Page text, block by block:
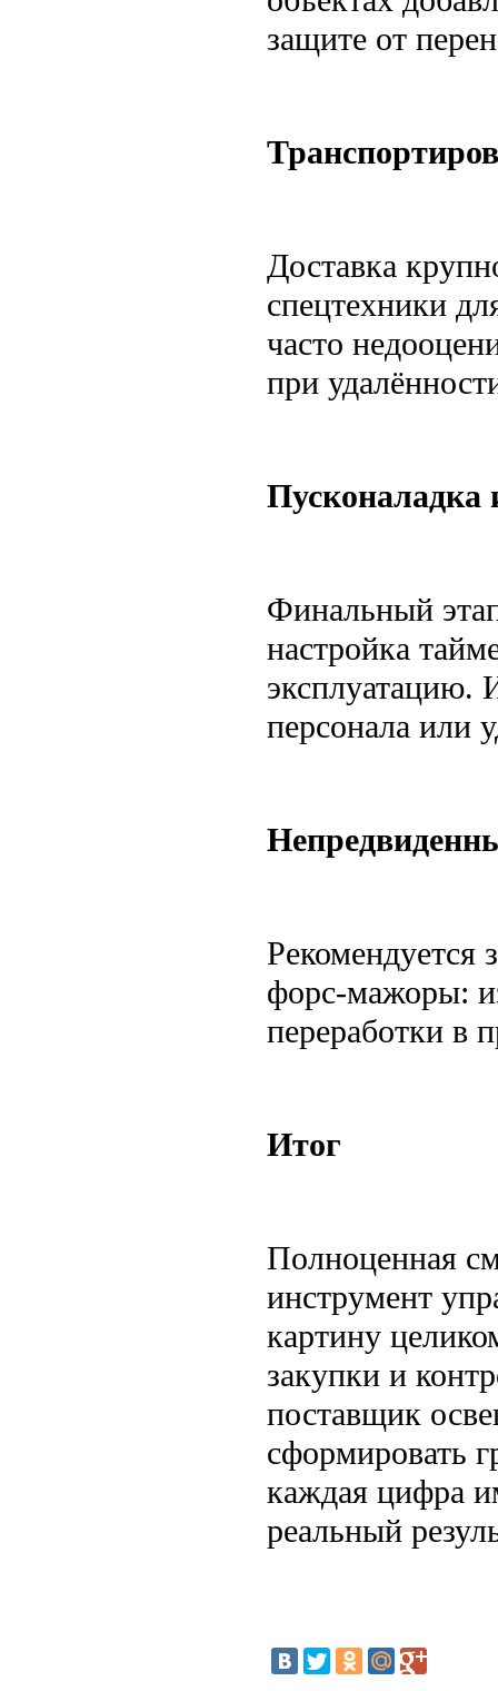
защите от
Доставка
спецтехники
часто
при
Пусконаладка
Финальный
настройка
эксплуатацию.
персонала или
Рекомендуется
форс-мажоры:
переработки в
Итог
Полноценная
инструмент
картину
закупки и
поставщик
сформировать
каждая цифра
реальный